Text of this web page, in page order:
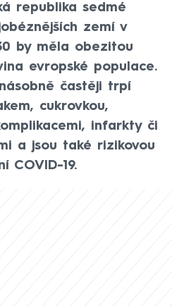
republika sedmé
zemí v
by měla obezitou
evropské populace.
častěji trpí
cukrovkou,
infarkty či
a jsou také rizikovou
COVID-19.